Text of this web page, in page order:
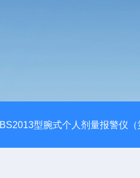
BS2013型腕式个人剂量报警仪（